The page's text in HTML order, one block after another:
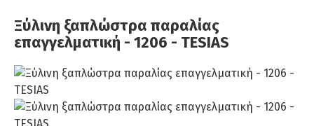
Ξύλινη ξαπλώστρα παραλίας
επαγγελματική - 1206 - TESIAS